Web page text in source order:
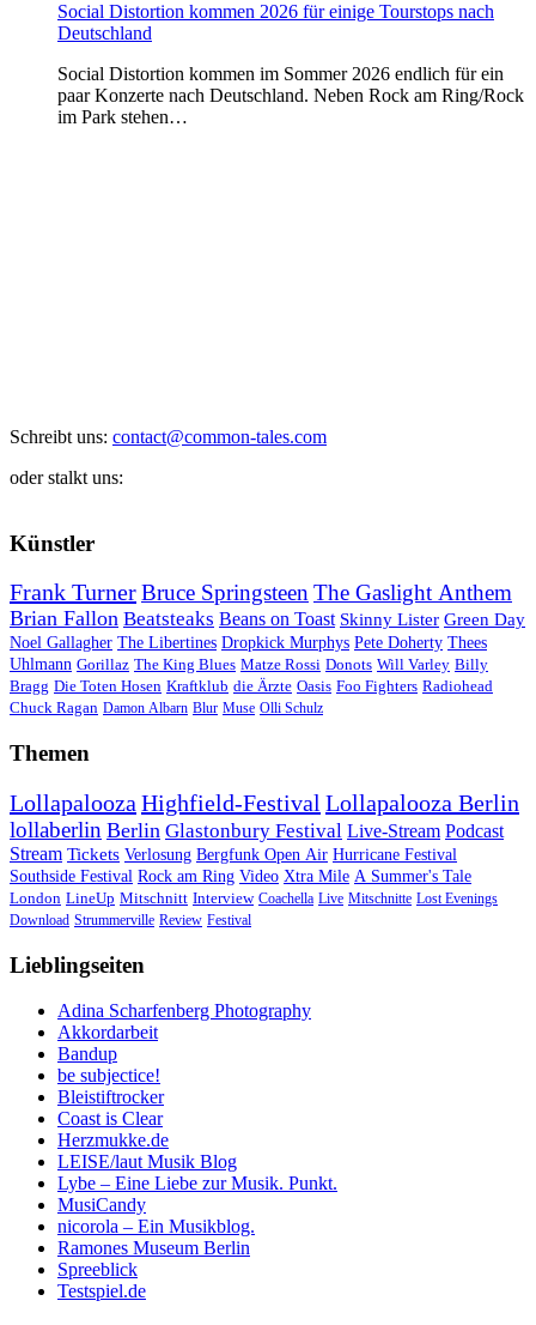
Social Distortion kommen 2026 für einige Tourstops nach
Deutschland
Social Distortion kommen im Sommer 2026 endlich für ein
paar Konzerte nach Deutschland. Neben Rock am Ring/Rock
im Park stehen…
Schreibt uns: contact@common-tales.com
oder stalkt uns:
Künstler
Frank TurnerBruce SpringsteenThe Gaslight Anthem
Brian Fallon Beatsteaks Beans on Toast Skinny Lister Green Day
Noel Gallagher The Libertines Dropkick Murphys Pete Doherty Thees
Uhlmann Gorillaz The King Blues Matze Rossi Donots Will Varley Billy
Bragg Die Toten Hosen Kraftklub die Ärzte Oasis Foo Fighters Radiohead
Chuck Ragan Damon Albarn Blur Muse Olli Schulz
Themen
Lollapalooza Highfield-Festival Lollapalooza Berlin
lollaberlin Berlin Glastonbury Festival Live-Stream Podcast
Stream Tickets Verlosung Bergfunk Open Air Hurricane Festival
Southside Festival Rock am Ring Video Xtra Mile A Summer's Tale
London LineUp Mitschnitt Interview Coachella Live Mitschnitte Lost Evenings
Download Strummerville Review Festival
Lieblingseiten
Adina Scharfenberg Photography
Akkordarbeit
Bandup
be subjectice!
Bleistiftrocker
Coast is Clear
Herzmukke.de
LEISE/laut Musik Blog
Lybe – Eine Liebe zur Musik. Punkt.
MusiCandy
nicorola – Ein Musikblog.
Ramones Museum Berlin
Spreeblick
Testspiel.de